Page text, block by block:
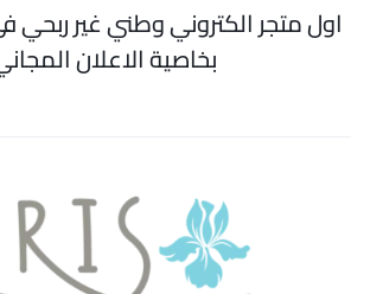
اول متجر الكتروني وطني غير ربحي
بخاصية الاعلان